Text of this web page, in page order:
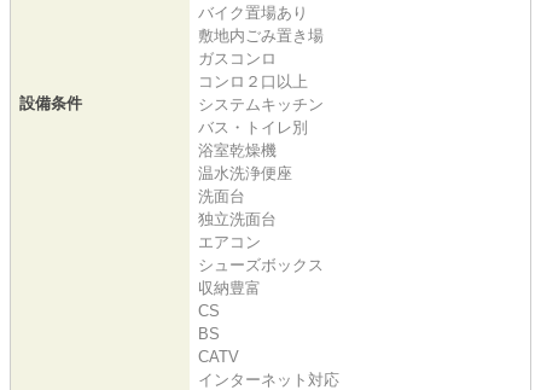
設備条件
バイク置場あり
敷地内ごみ置き場
ガスコンロ
コンロ２口以上
システムキッチン
バス・トイレ別
浴室乾燥機
温水洗浄便座
洗面台
独立洗面台
エアコン
シューズボックス
収納豊富
CS
BS
CATV
インターネット対応